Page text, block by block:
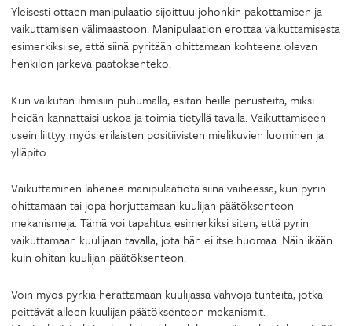
Yleisesti ottaen manipulaatio sijoittuu johonkin pakottamisen ja
vaikuttamisen välimaastoon. Manipulaation erottaa vaikuttamisesta
esimerkiksi se, että siinä pyritään ohittamaan kohteena olevan
henkilön järkevä päätöksenteko.
Kun vaikutan ihmisiin puhumalla, esitän heille perusteita, miksi
heidän kannattaisi uskoa ja toimia tietyllä tavalla. Vaikuttamiseen
usein liittyy myös erilaisten positiivisten mielikuvien luominen ja
ylläpito.
Vaikuttaminen lähenee manipulaatiota siinä vaiheessa, kun pyrin
ohittamaan tai jopa horjuttamaan kuulijan päätöksenteon
mekanismeja. Tämä voi tapahtua esimerkiksi siten, että pyrin
vaikuttamaan kuulijaan tavalla, jota hän ei itse huomaa. Näin ikään
kuin ohitan kuulijan päätöksenteon.
Voin myös pyrkiä herättämään kuulijassa vahvoja tunteita, jotka
peittävät alleen kuulijan päätöksenteon mekanismit.